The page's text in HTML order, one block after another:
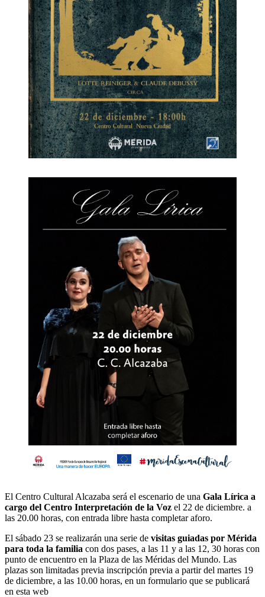
El Centro Cultural Alcazaba será el escenario de una Gala Lírica a
cargo del Centro Interpretación de la Voz el 22 de diciembre. a
las 20.00 horas, con entrada libre hasta completar aforo.
El sábado 23 se realizarán una serie de visitas guiadas por Mérida
para toda la familia con dos pases, a las 11 y a las 12, 30 horas con
punto de encuentro en la Plaza de las Méridas del Mundo. Las
plazas son limitadas previa inscripción previa a partir del martes 19
de diciembre, a las 10.00 horas, en un formulario que se publicará
en esta web